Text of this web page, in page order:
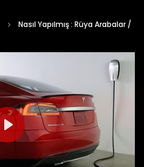
Nasıl Yapılmış : Rüya Arabalar /
PLAY